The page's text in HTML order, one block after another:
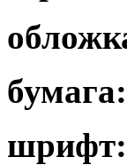
бумага:
шрифт: